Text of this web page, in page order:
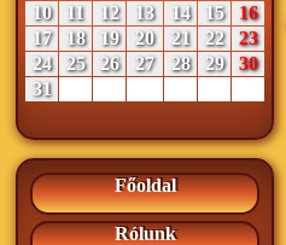
10
11 12 13 14 15
16
17
18 19 20 21 22
23
24
25 26 27 28 29
30
31
Főoldal
Rólunk